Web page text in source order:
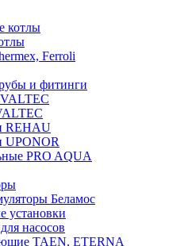
котлы
Ferroli
и фитинги
REHAU
UРONOR
PRO AQUA
Беламос
установки
насосов
TAEN, ETERNA